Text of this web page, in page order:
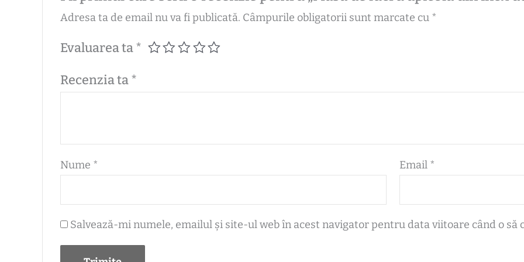
Adresa ta de email nu va fi publicată. Câmpurile obligatorii sunt marcate cu *
Evaluarea ta*
Recenzia ta*
Nume * Email *
Salvează-mi numele, emailul și site-ul web în acest navigator pentru data viitoare când o să